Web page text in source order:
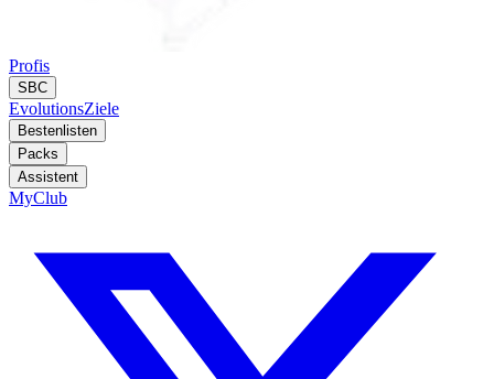
Profis
SBC
EvolutionsZiele
Bestenlisten
Packs
Assistent
MyClub